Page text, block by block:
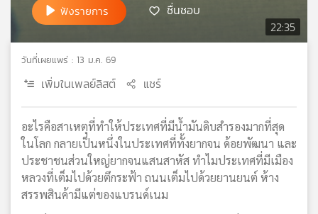
พี
แผนที่
วิทยุ
เครือ
ข่าย
22:35
ฟังรายการ ชื่นชอบ
วันที่เผยแพร่ : 13 ม.ค. 69
เพิ่มในเพลย์ลิสต์ แชร์
อะไรคือสาเหตุที่ทำให้ประเทศที่มีน้ำมันดิบสำรองมากที่สุด
ในโลก กลายเป็นหนึ่งในประเทศที่ทั้งยากจน ด้อยพัฒนา และ
ประชาชนส่วนใหญ่ยากจนแสนสาหัส ทำไมประเทศที่มีเมือง
หลวงที่เต็มไปด้วยตึกระฟ้า ถนนเต็มไปด้วยยานยนต์ ห้าง
สรรพสินค้ามีแต่ของแบรนด์เนม